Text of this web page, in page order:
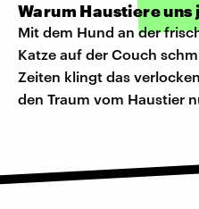
Warum Haustiere uns
Mit dem Hund an der
Katze auf der Couch
Zeiten klingt das
den Traum vom Haustier